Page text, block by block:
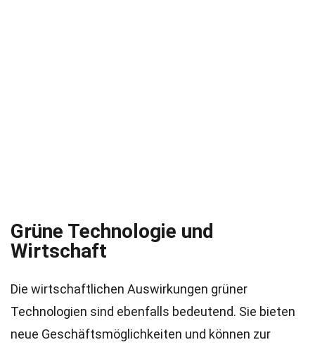
Grüne Technologie und
Wirtschaft
Die wirtschaftlichen Auswirkungen grüner
Technologien sind ebenfalls bedeutend. Sie bieten
neue Geschäftsmöglichkeiten und können zur